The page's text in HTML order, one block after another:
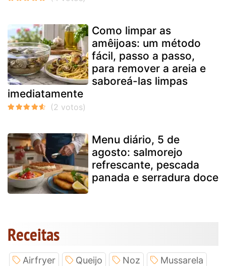
Como limpar as
amêijoas: um método
fácil, passo a passo,
para remover a areia e
saboreá-las limpas
imediatamente
Menu diário, 5 de
agosto: salmorejo
refrescante, pescada
panada e serradura doce
Receitas
Airfryer Queijo Noz
Mussarela